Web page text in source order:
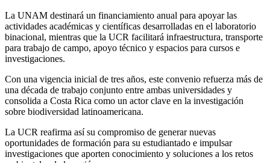
La UNAM destinará un financiamiento anual para apoyar las
actividades académicas y científicas desarrolladas en el laboratorio
binacional, mientras que la UCR facilitará infraestructura, transporte
para trabajo de campo, apoyo técnico y espacios para cursos e
investigaciones.
Con una vigencia inicial de tres años, este convenio refuerza más de
una década de trabajo conjunto entre ambas universidades y
consolida a Costa Rica como un actor clave en la investigación
sobre biodiversidad latinoamericana.
La UCR reafirma así su compromiso de generar nuevas
oportunidades de formación para su estudiantado e impulsar
investigaciones que aporten conocimiento y soluciones a los retos